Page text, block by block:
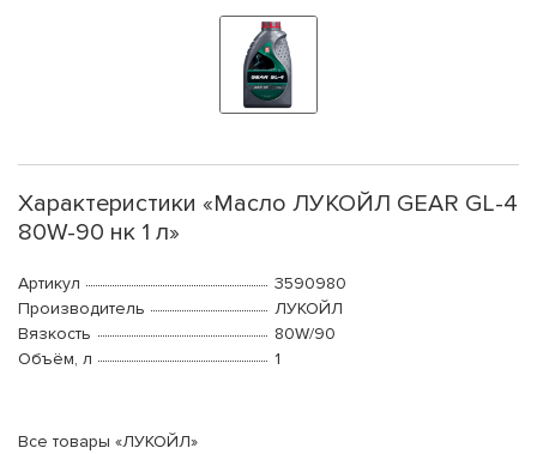
Характеристики «Масло ЛУКОЙЛ GEAR GL-4
80W-90 нк 1 л»
Артикул
3590980
Производитель
ЛУКОЙЛ
Вязкость
80W/90
Объём, л
1
Все товары «ЛУКОЙЛ»